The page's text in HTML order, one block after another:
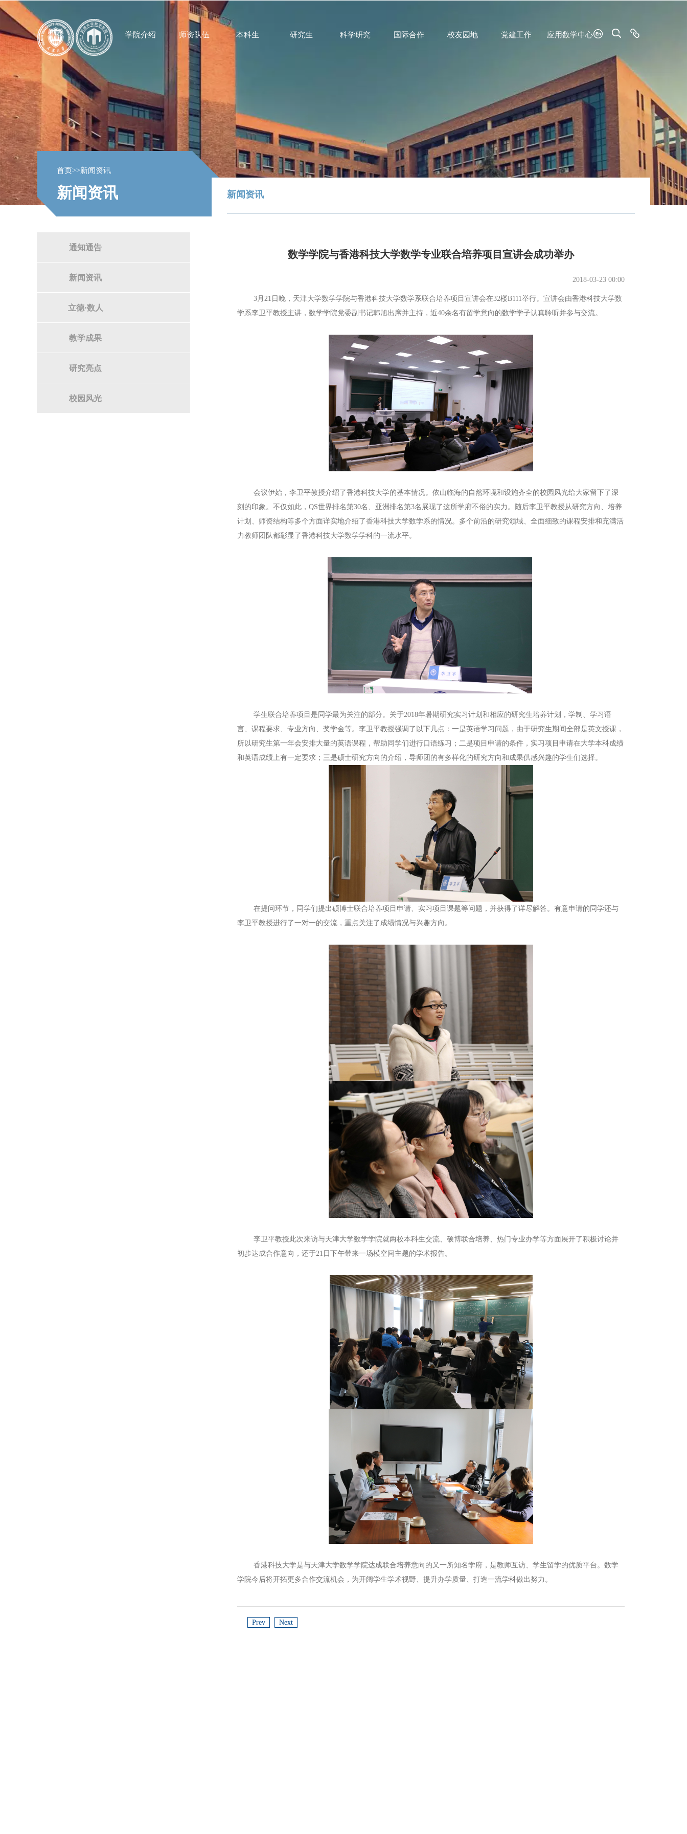
学院介绍 师资队伍 本科生 研究生 科学研究 国际合作 校友园地 党建工作 应用数学中心
首页>>新闻资讯
新闻资讯
通知通告
新闻资讯
立德·数人
教学成果
研究亮点
校园风光
新闻资讯
数学学院与香港科技大学数学专业联合培养项目宣讲会成功举办
2018-03-23 00:00
3月21日晚，天津大学数学学院与香港科技大学数学系联合培养项目宣讲会在32楼B111举行。宣讲会由香港科技大学数
学系李卫平教授主讲，数学学院党委副书记韩旭出席并主持，近40余名有留学意向的数学学子认真聆听并参与交流。
会议伊始，李卫平教授介绍了香港科技大学的基本情况。依山临海的自然环境和设施齐全的校园风光给大家留下了深
刻的印象。不仅如此，QS世界排名第30名、亚洲排名第3名展现了这所学府不俗的实力。随后李卫平教授从研究方向、培养
计划、师资结构等多个方面详实地介绍了香港科技大学数学系的情况。多个前沿的研究领域、全面细致的课程安排和充满活
力教师团队都彰显了香港科技大学数学学科的一流水平。
学生联合培养项目是同学最为关注的部分。关于2018年暑期研究实习计划和相应的研究生培养计划，学制、学习语
言、课程要求、专业方向、奖学金等。李卫平教授强调了以下几点：一是英语学习问题，由于研究生期间全部是英文授课，
所以研究生第一年会安排大量的英语课程，帮助同学们进行口语练习；二是项目申请的条件，实习项目申请在大学本科成绩
和英语成绩上有一定要求；三是硕士研究方向的介绍，导师团的有多样化的研究方向和成果供感兴趣的学生们选择。
在提问环节，同学们提出硕博士联合培养项目申请、实习项目课题等问题，并获得了详尽解答。有意申请的同学还与
李卫平教授进行了一对一的交流，重点关注了成绩情况与兴趣方向。
李卫平教授此次来访与天津大学数学学院就两校本科生交流、硕博联合培养、热门专业办学等方面展开了积极讨论并
初步达成合作意向，还于21日下午带来一场模空间主题的学术报告。
香港科技大学是与天津大学数学学院达成联合培养意向的又一所知名学府，是教师互访、学生留学的优质平台。数学
学院今后将开拓更多合作交流机会，为开阔学生学术视野、提升办学质量、打造一流学科做出努力。
Prev Next